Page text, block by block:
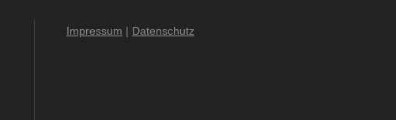
Impressum | Datenschutz